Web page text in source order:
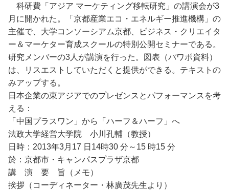
科研費「アジア マーケティング移転研究」の講演会が3
月に開かれた。「京都産業エコ・エネルギー推進機構」の
主催で、大学コンソーシアム京都、ビジネス・クリエイタ
ー＆マーケター育成スクールの特別公開セミナーである。
研究メンバーの3人が講演を行った。図表（パワポ資料）
は、リスエストしていただくと提供ができる。テキストの
みアップする。
日本企業の東アジアでのプレゼンスとパフォーマンスを考
える：
「中国プラスワン」から「ハーフ＆ハーフ」へ
法政大学経営大学院 小川孔輔（教授）
日時：2013年3月17 日14時30 分～15 時15 分
於：京都市・キャンパスプラザ京都
講 演 要 旨（メモ）
挨拶（コーディネーター・林廣茂先生より）